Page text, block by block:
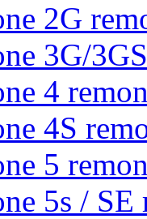
2G
3G/
4
4S
5
5s / SE